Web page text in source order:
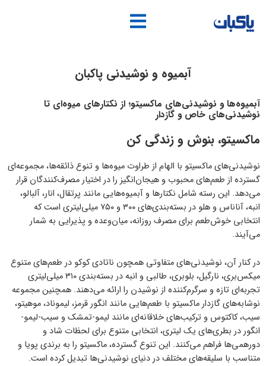
محتوا
آبمیوه و نوشیدنی پاکبان
آبمیوه‌ها و نوشیدنی‌های ماکسیتو؛ از نکتارهای میوه‌ای تا
نوشیدنی‌های خاص و گازدار
ماکسیتو، بنوش و زندگی کن
نوشیدنی‌های ماکسیتو با الهام از طراوت میوه‌ها و تنوع ذائقه‌ها، مجموعه‌ای
گسترده از طعم‌های محبوب و هیجان‌انگیز را در اختیار مصرف‌کنندگان قرار
می‌دهد. این رسته شامل نکتارها و آبمیوه‌هایی مانند پرتقال، انار، آلبالو،
انبه، آناناس و هلو در بسته‌بندی‌های ۳۰۰ و ۷۵۰ میلی‌لیتری است که
انتخابی خوش‌طعم برای مصرف روزانه، میان‌وعده و پذیرایی به شمار
می‌آیند.
در کنار آن، نوشیدنی‌های متفاوتی همچون ناتادی کوکو در طعم‌های متنوع
میکس‌بری، نارگیل، بلوبری، طالبی و انبه در بسته‌بندی ۳۱۰ میلی‌لیتری
تجربه‌ای تازه و سرگرم‌کننده از نوشیدن را ارائه می‌دهند. همچنین مجموعه
نوشابه‌های گازدار ماکسیتو با طعم‌هایی مانند انگور قرمز، لیموناد، موهیتو،
سیب، کاکتوس و ترکیب‌های خلاقانه‌ای مانند لیمو-تمشک و سیب-لیمو-
انگور در بطری‌های یک لیتری، انتخابی متنوع برای لحظات شاد و
دورهمی‌ها فراهم می‌کنند. این تنوع گسترده، ماکسیتو را به برندی پویا و
متناسب با سلیقه‌های مختلف در دنیای نوشیدنی‌ها تبدیل کرده است.